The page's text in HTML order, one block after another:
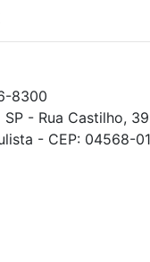
8300
SP - Rua Castilho,
- CEP: 04568-